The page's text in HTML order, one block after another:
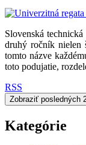
Slovenská
druhý ročník nielen
tomto názve
toto podujatie,
RSS
Zobraziť posledných
Kategórie